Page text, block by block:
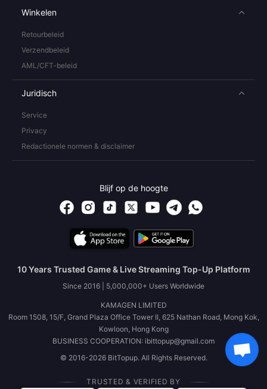
Winkelen
Retourbeleid
Verzendbeleid
AML/CFT-beleid
Juridisch
Service
Privacy
Redactionele normen & disclaimer
Blijf op de hoogte
10 Years Trusted Game & Live Streaming Top-Up Platform
Since 2016 | 5,000,000+ Users Worldwide
KAMAGEN LIMITED
Room 1508, 15/F, Grand Plaza Office Tower II, 625 Nathan Road, Mong Kok,
Kowloon, Hong Kong
BUSINESS COOPERATION: ibittopup@gmail.com
© 2016-2026 BitTopup. All Rights Reserved.
TRUSTED & VERIFIED BY